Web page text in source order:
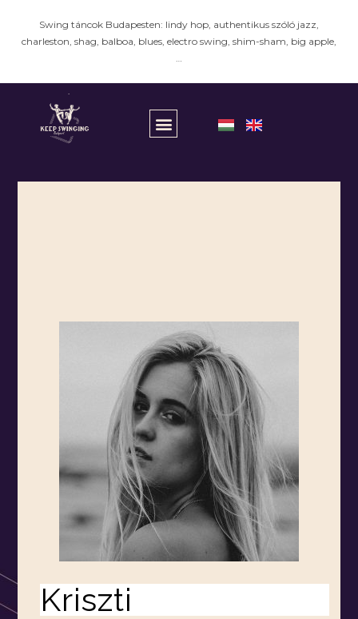
Swing táncok Budapesten: lindy hop, authentikus szóló jazz,
charleston, shag, balboa, blues, electro swing, shim-sham, big apple,
…
Kriszti